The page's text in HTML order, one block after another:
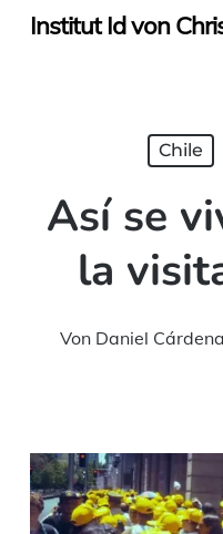
SkipInstitut Id von
Chile
Así se
la
Von Daniel